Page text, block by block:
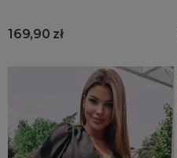
169,90 zł